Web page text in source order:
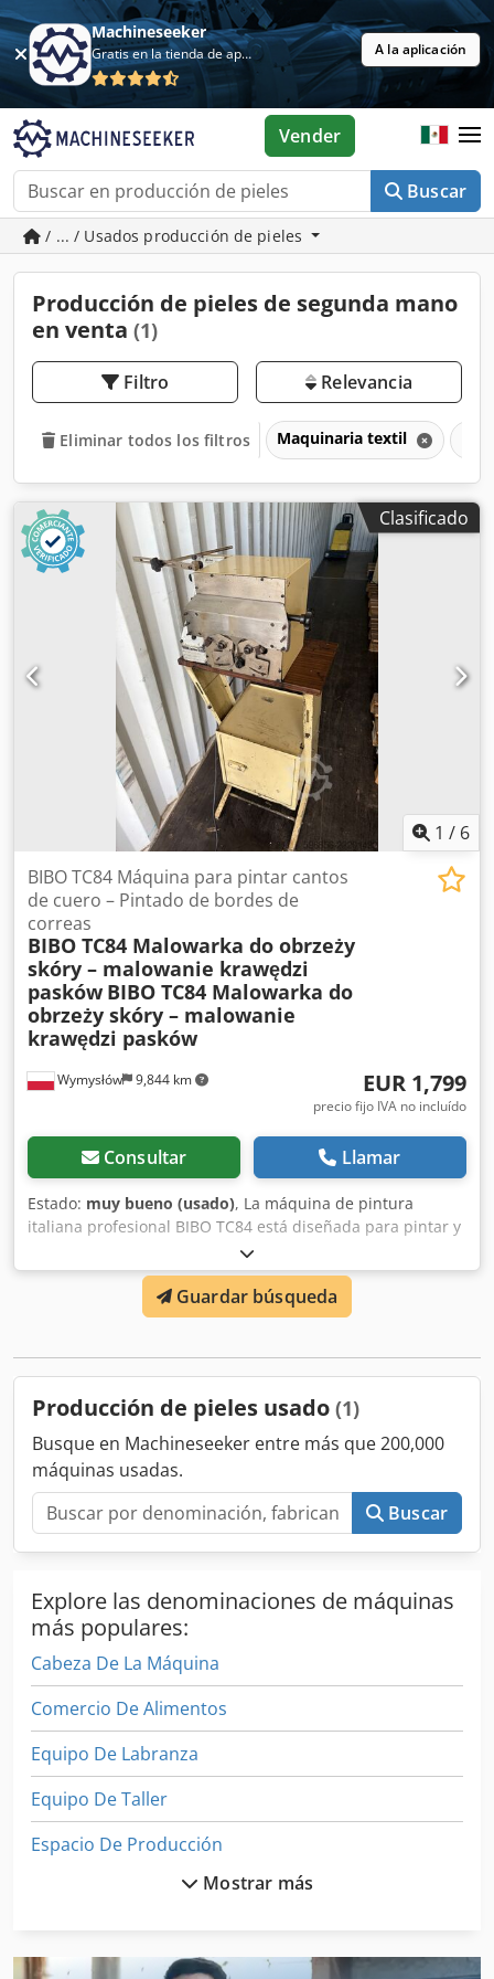
Machineseeker
Gratis en la tienda de aplicaciones A la aplicación
Buscar
Vender
/ ... / Usados producción de pieles
Producción de pieles de segunda mano
en venta (1)
Filtro Relevancia
Eliminar todos los filtros Maquinaria textil
Clasificado
1 / 6
Wymysłów 9,844 km
BIBO TC84 Máquina para pintar cantos
de cuero – Pintado de bordes de
correas
BIBO TC84 Malowarka do obrzeży
skóry – malowanie krawędzi
pasków BIBO TC84 Malowarka do
obrzeży skóry – malowanie
krawędzi pasków
EUR 1,799
precio fijo IVA no incluído
Consultar Llamar
Estado: muy bueno (usado), La máquina de pintura
italiana profesional BIBO TC84 está diseñada para pintar y
acabar los bordes de la piel en ambas caras. Se utiliza en
la producción de cinturones, correas, bolsos, carteras y
otros artículos de marroquinería que requieren un
acabado estético de los bordes. El dispositivo permite
material, acelerando significativamente el proceso de
acabado. Datos técnicos: Fabricante: BIBO Modelo: TC84
País de fabricación: Italia Alimentación: 380 V 50 Hz
Pintado de bordes en ambas caras Ajuste de los
parámetros de funcionamiento Guía de material ajustable
Estructura de acero estable Armario/base incluido
Aplicaciones: cinturones de cuero correas Crjdpfxjzgvfye
Akajf bolsos carteras artículos de marroquinería artículos
se puede apreciar en las fotos.
Guardar búsqueda
Producción de pieles usado (1)
Busque en Machineseeker entre más que 200,000
máquinas usadas.
Buscar
Explore las denominaciones de máquinas
más populares:
Cabeza De La Máquina
Comercio De Alimentos
Equipo De Labranza
Equipo De Taller
Espacio De Producción
Etapas De Trabajo
Mostrar más